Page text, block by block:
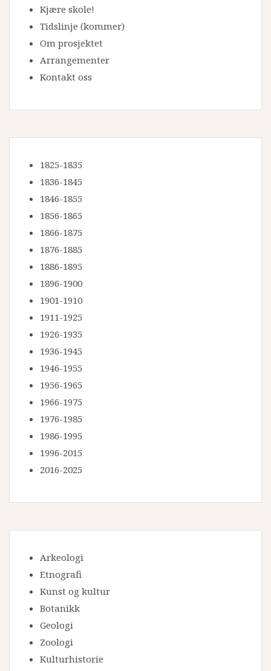
Kjære skole!
Tidslinje (kommer)
Om prosjektet
Arrangementer
Kontakt oss
1825-1835
1836-1845
1846-1855
1856-1865
1866-1875
1876-1885
1886-1895
1896-1900
1901-1910
1911-1925
1926-1935
1936-1945
1946-1955
1956-1965
1966-1975
1976-1985
1986-1995
1996-2015
2016-2025
Arkeologi
Etnografi
Kunst og kultur
Botanikk
Geologi
Zoologi
Kulturhistorie